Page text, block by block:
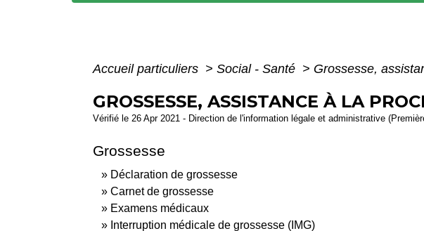
Accueil particuliers > Social - Santé > Grossesse,
GROSSESSE, ASSISTANCE À LA
Vérifié le 26 Apr 2021 - Direction de l'information légale et administrative
Grossesse
Déclaration de grossesse
Carnet de grossesse
Examens médicaux
Interruption médicale de grossesse (IMG)